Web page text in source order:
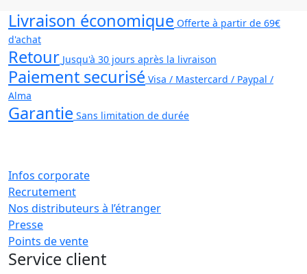
Livraison économique Offerte à partir de 69€
d'achat
Retour Jusqu'à 30 jours après la livraison
Paiement securisé Visa / Mastercard / Paypal /
Alma
Garantie Sans limitation de durée
Infos corporate
Recrutement
Nos distributeurs à l’étranger
Presse
Points de vente
Service client